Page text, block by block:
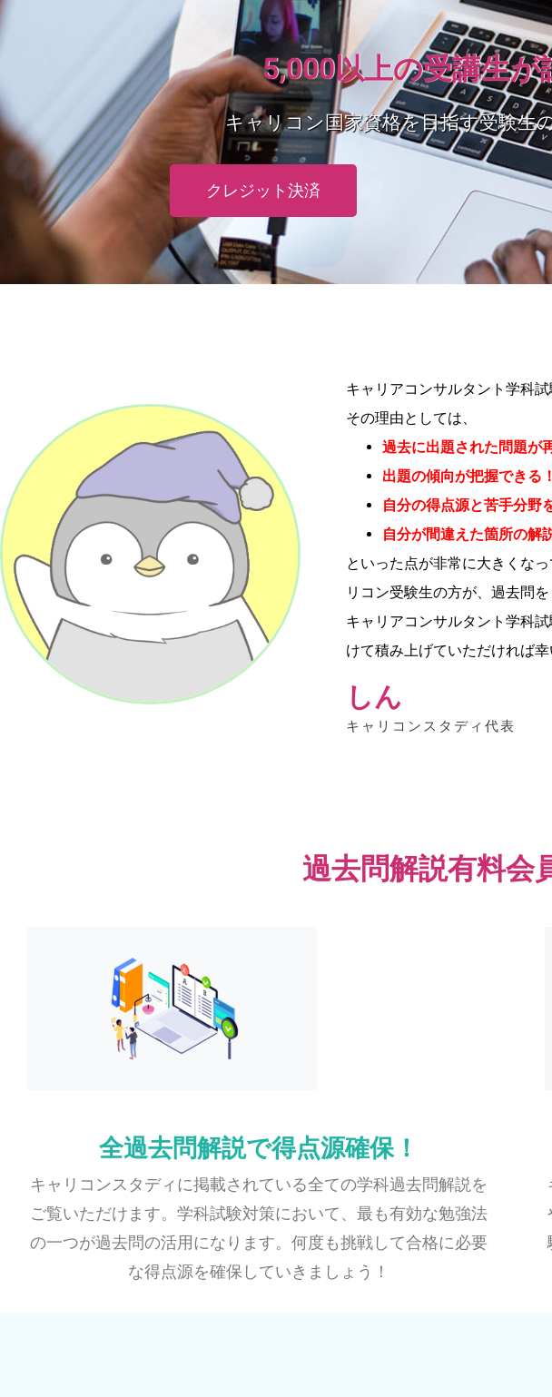
5,000以上の受講生が
キャリコン国家資格を目指す受験生
クレジット決済
キャリアコンサルタント学科試
その理由としては、
過去に出題された問題が
出題の傾向が把握できる！
自分の得点源と苦手分野
自分が間違えた箇所の解
といった点が非常に大きくなっ
リコン受験生の方が、過去問
キャリアコンサルタント学科
けて積み上げていただければ幸
しん
キャリコンスタディ代表
過去問解説有料会
全過去問解説で得点源確保！
キャリコンスタディに掲載されている全ての学科過去問解説を
ご覧いただけます。学科試験対策において、最も有効な勉強法
の一つが過去問の活用になります。何度も挑戦して合格に必要
な得点源を確保していきましょう！